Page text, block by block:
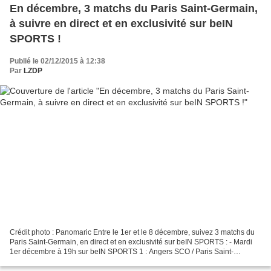
En décembre, 3 matchs du Paris Saint-Germain,
à suivre en direct et en exclusivité sur beIN
SPORTS !
Publié le 02/12/2015 à 12:38
Par LZDP
Crédit photo : Panomaric Entre le 1er et le 8 décembre, suivez 3 matchs du
Paris Saint-Germain, en direct et en exclusivité sur beIN SPORTS : - Mardi
1er décembre à 19h sur beIN SPORTS 1 : Angers SCO / Paris Saint-